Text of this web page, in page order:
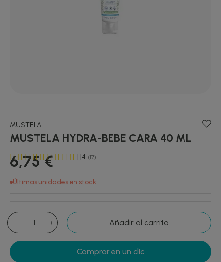
MUSTELA
MUSTELA HYDRA-BEBE CARA 40 ML
6,75 € 4 (17)
Últimas unidades en stock
Añadir al carrito
Comprar en un clic